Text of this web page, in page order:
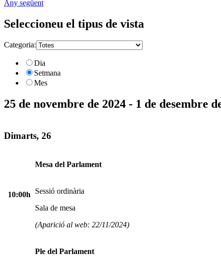
Any següent
Seleccioneu el tipus de vista
Categoria:
Dia
Setmana
Mes
25 de novembre de 2024 - 1 de desembre
Dimarts, 26
10:00h
Mesa del Parlament
Sessió ordinària
Sala de mesa
(Aparició al web: 22/11/2024)
Ple del Parlament